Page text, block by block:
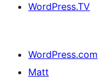
WordPress.TV
WordPress.com
Matt